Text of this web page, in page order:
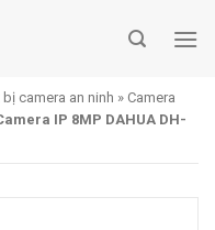
bị camera an ninh » Camera
IP 8MP DAHUA DH-